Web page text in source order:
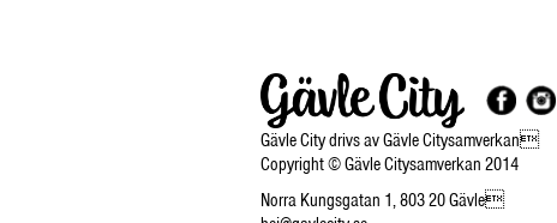
Gävle City drivs av Gävle Citysamverkan
Copyright © Gävle Citysamverkan 2014
Norra Kungsgatan 1, 803 20 Gävle